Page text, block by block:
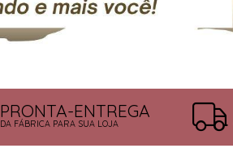
PRONTA-ENTREGA
DA FÁBRICA PARA SUA LOJA